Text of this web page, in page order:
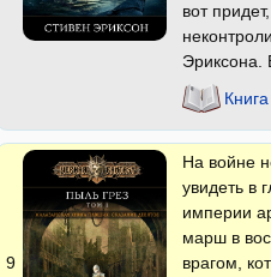
вот
Эриксона.
9
На войне
увидеть в
империи
марш в
врагом,